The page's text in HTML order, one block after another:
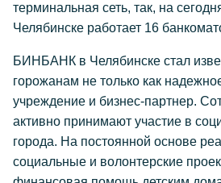
терминальная сеть, так, на
Челябинске работает 16
БИНБАНК в Челябинске стал
горожанам не только как
учреждение и бизнес-партнер.
активно принимают участие в
города. На постоянной основе
социальные и волонтерские